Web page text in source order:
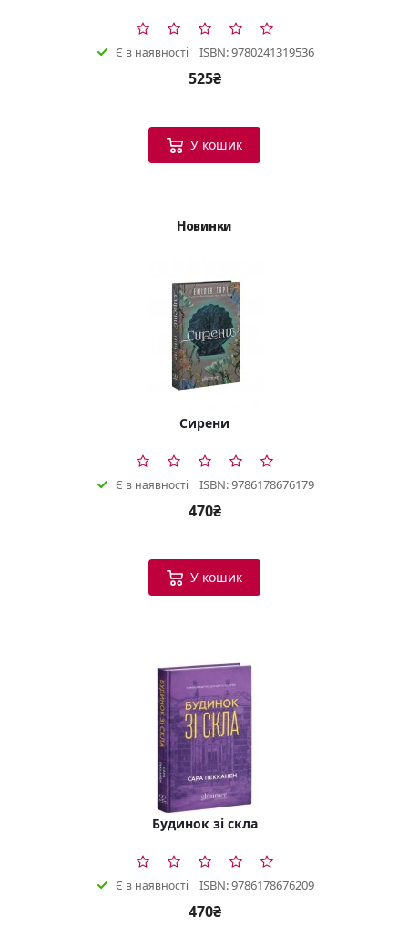
Є в наявності ISBN: 9780241319536
525₴
У кошик
Новинки
Сирени
Є в наявності ISBN: 9786178676179
470₴
У кошик
Будинок зі скла
Є в наявності ISBN: 9786178676209
470₴